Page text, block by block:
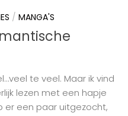
/ MANGA'S
te veel. Maar ik vind
lezen met een hapje
er een paar uitgezocht,